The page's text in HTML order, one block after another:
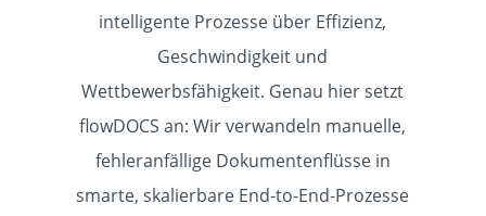
HOME
intelligente Prozesse über Effizienz,
Geschwindigkeit und
Wettbewerbsfähigkeit. Genau hier setzt
flowDOCS an: Wir verwandeln manuelle,
fehleranfällige Dokumentenflüsse in
smarte, skalierbare End-to-End-Prozesse